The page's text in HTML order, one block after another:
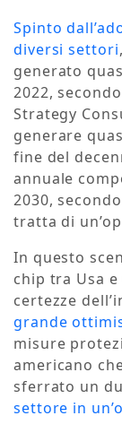
Spinto
diversi settori
generato
2022,
Strategy
generare
fine del
annuale
2030,
tratta di
In questo
chip tra Usa
certezze
grande
misure
americano
sferrato un
settore in